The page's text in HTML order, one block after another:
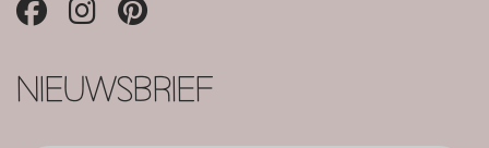
NIEUWSBRIEF